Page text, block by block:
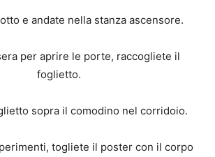
e andate nella stanza ascensore.
per aprire le porte, raccogliete il
foglietto.
sopra il comodino nel corridoio.
togliete il poster con il corpo